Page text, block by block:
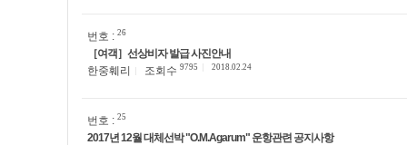
번호 : 26
［여객］선상비자 발급 사진안내
한중훼리
조회수 9795 2018.02.24
번호 : 25
2017년 12월 대체선박 "O.M.Agarum" 운항관련 공지사항